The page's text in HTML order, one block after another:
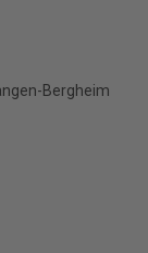
Bergheim